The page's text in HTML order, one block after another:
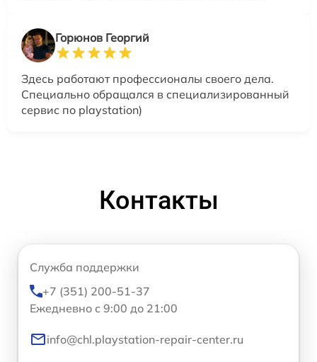
Горюнов Георгий
Здесь работают профессионалы своего дела.
Специально обращался в специализированный
сервис по playstation)
Контакты
Служба поддержки
+7 (351) 200-51-37
Ежедневно с 9:00 до 21:00
info@chl.playstation-repair-center.ru